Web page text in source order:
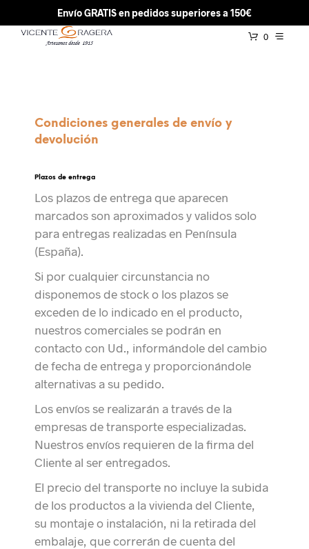
Envío GRATIS en pedidos superiores a 150€
0
Condiciones generales de envío y
devolución
Plazos de entrega
Los plazos de entrega que aparecen
marcados son aproximados y validos solo
para entregas realizadas en Península
(España).
Si por cualquier circunstancia no
disponemos de stock o los plazos se
exceden de lo indicado en el producto,
nuestros comerciales se podrán en
contacto con Ud., informándole del cambio
de fecha de entrega y proporcionándole
alternativas a su pedido.
Los envíos se realizarán a través de la
empresas de transporte especializadas.
Nuestros envíos requieren de la firma del
Cliente al ser entregados.
El precio del transporte no incluye la subida
de los productos a la vivienda del Cliente,
su montaje o instalación, ni la retirada del
embalaje, que correrán de cuenta del